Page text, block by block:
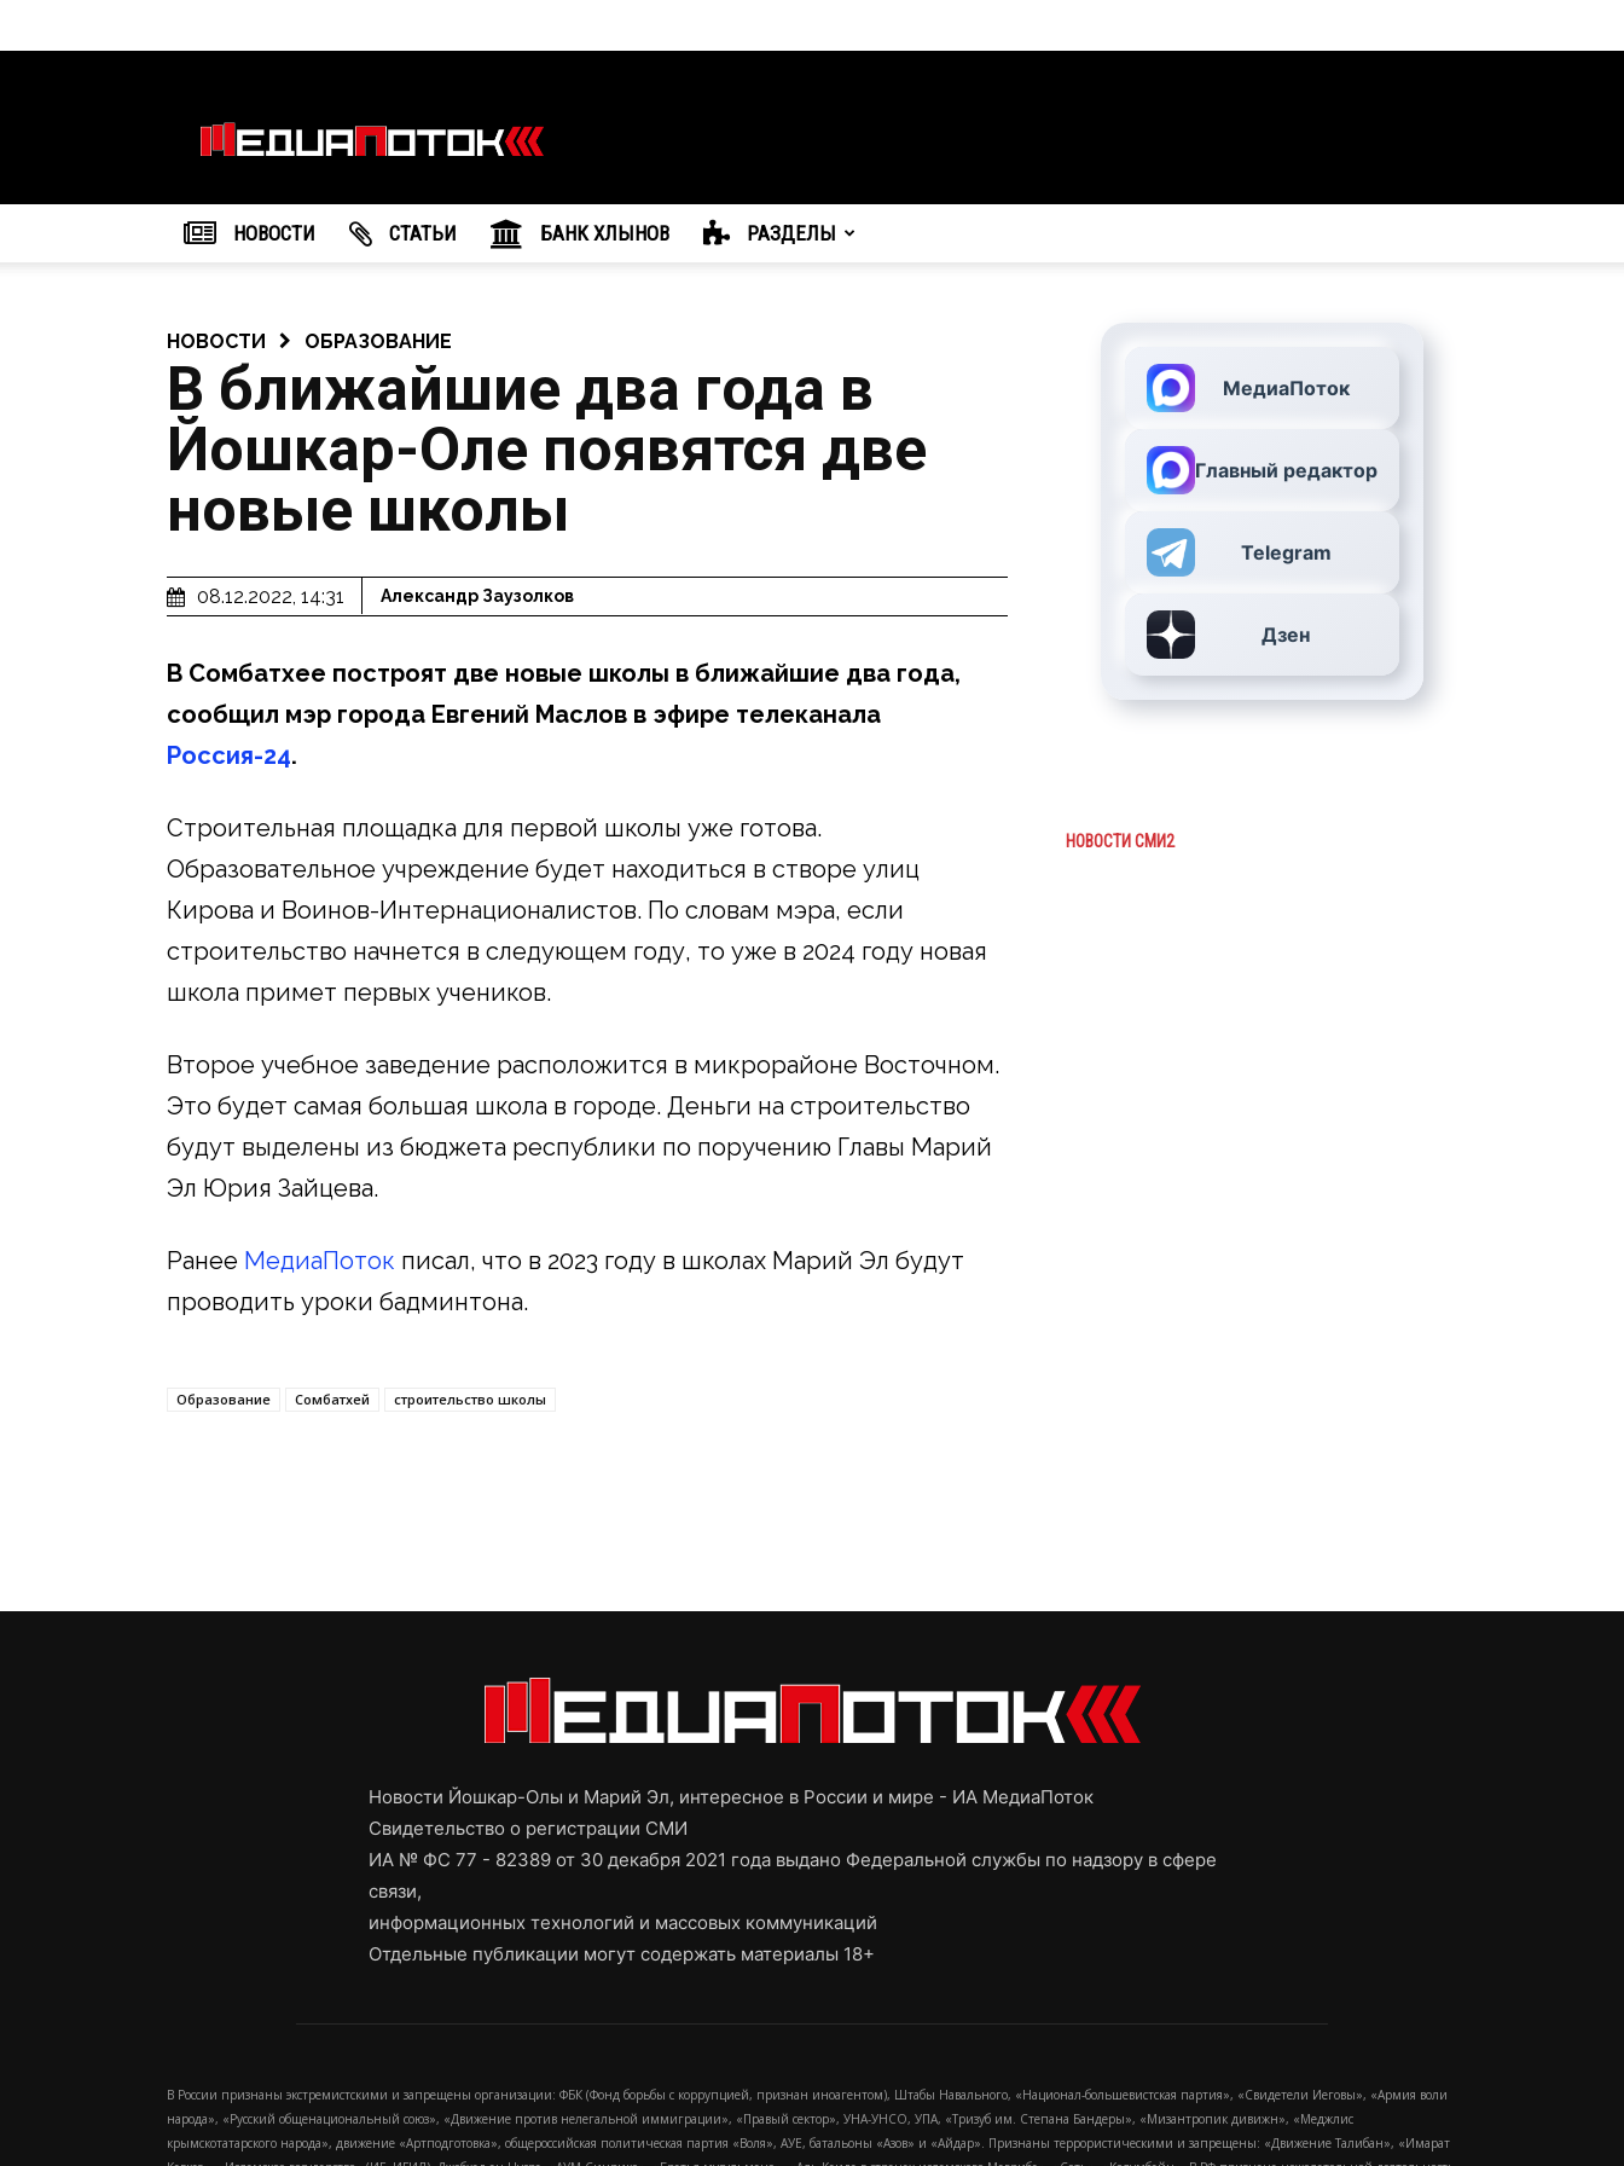
агентство
"МедиаПоток"
НОВОСТИ CТАТЬИ БАНК ХЛЫНОВ РАЗДЕЛЫ
НОВОСТИ ОБРАЗОВАНИЕ
В ближайшие два года в
Йошкар-Оле появятся две
новые школы
08.12.2022, 14:31 Александр Заузолков
В Сомбатхее построят две новые школы в ближайшие два года,
сообщил мэр города Евгений Маслов в эфире телеканала
Россия-24.
Строительная площадка для первой школы уже готова.
Образовательное учреждение будет находиться в створе улиц
Кирова и Воинов-Интернационалистов. По словам мэра, если
строительство начнется в следующем году, то уже в 2024 году новая
школа примет первых учеников.
Второе учебное заведение расположится в микрорайоне Восточном.
Это будет самая большая школа в городе. Деньги на строительство
будут выделены из бюджета республики по поручению Главы Марий
Эл Юрия Зайцева.
Ранее МедиаПоток писал, что в 2023 году в школах Марий Эл будут
проводить уроки бадминтона.
Образование Сомбатхей строительство школы
МедиаПоток
Главный редактор
Telegram
Дзен
НОВОСТИ СМИ2
Новости Йошкар-Олы и Марий Эл, интересное в России и мире - ИА МедиаПоток
Свидетельство о регистрации СМИ
ИА № ФС 77 - 82389 от 30 декабря 2021 года выдано Федеральной службы по надзору в сфере
связи,
информационных технологий и массовых коммуникаций
Отдельные публикации могут содержать материалы 18+
В России признаны экстремистскими и запрещены организации: ФБК (Фонд борьбы с коррупцией, признан иноагентом), Штабы Навального, «Национал-большевистская партия», «Свидетели Иеговы», «Армия воли
народа», «Русский общенациональный союз», «Движение против нелегальной иммиграции», «Правый сектор», УНА-УНСО, УПА, «Тризуб им. Степана Бандеры», «Мизантропик дивижн», «Меджлис
крымскотатарского народа», движение «Артподготовка», общероссийская политическая партия «Воля», АУЕ, батальоны «Азов» и «Айдар». Признаны террористическими и запрещены: «Движение Талибан», «Имарат